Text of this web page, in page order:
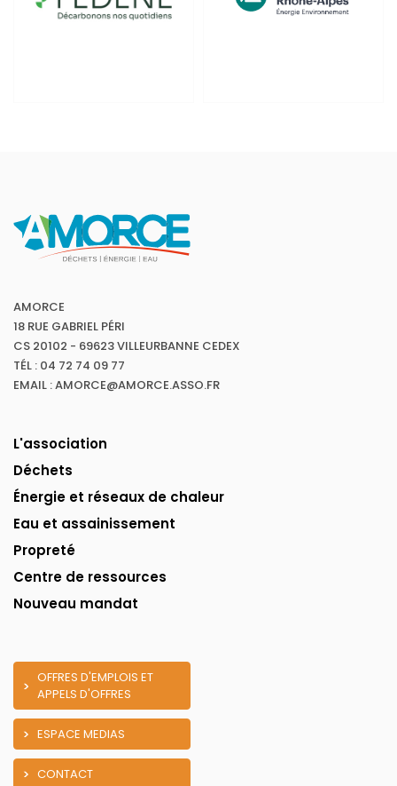
AMORCE
18 RUE GABRIEL PÉRI
CS 20102 - 69623 VILLEURBANNE CEDEX
TÉL : 04 72 74 09 77
EMAIL : AMORCE@AMORCE.ASSO.FR
L'association
Déchets
Énergie et réseaux de chaleur
Eau et assainissement
Propreté
Centre de ressources
Nouveau mandat
OFFRES D'EMPLOIS ET
APPELS D'OFFRES
ESPACE MEDIAS
CONTACT